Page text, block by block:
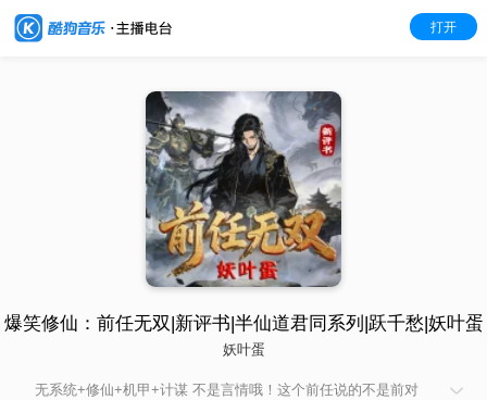
打开
爆笑修仙：前任无双|新评书|半仙道君同系列|跃千愁|妖叶蛋
妖叶蛋
无系统+修仙+机甲+计谋 不是言情哦！这个前任说的不是前对